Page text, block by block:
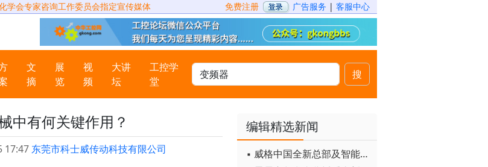
学会专家咨询工作委员会指定宣传媒体 免费注册 广告服务 | 客服中心
文
摘
展
览
视
频
大讲
坛
工控学
堂
搜
中有何关键作用？
17:47 东莞市科士威传动科技有限公司
编辑精选新闻
▪ 威格中国全新总部及智能工厂启用